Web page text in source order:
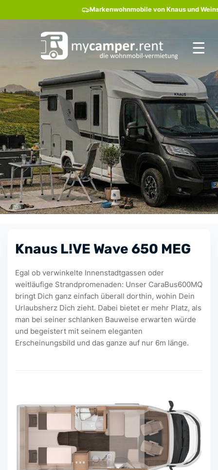
Markenwohnmobile von Knaus und
☰
Knaus L!VE Wave 650 MEG
Egal ob verwinkelte Innenstadtgassen oder
weitläufige Strandpromenaden: Unser CaraBus600MQ
bringt Dich ganz einfach überall dorthin, wohin Dein
Urlaubsherz Dich zieht. Dabei bietet er mehr Platz, als
man bei seiner schlanken Bauweise erwarten würde
und begeistert mit seinem eleganten
Erscheinungsbild und das ganze auf nur 6m länge.